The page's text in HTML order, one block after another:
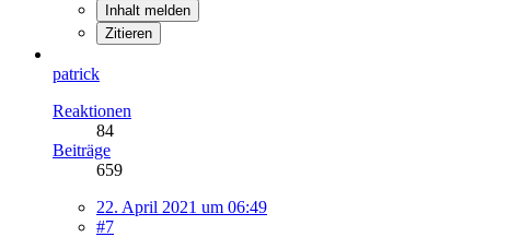
Inhalt melden
Zitieren
patrick
Reaktionen
84
Beiträge
659
22. April 2021 um 06:49
#7